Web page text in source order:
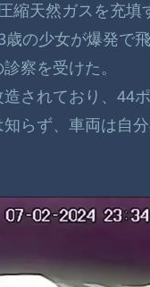
縮天然ガスを充
の少女が爆発で
察を受けた。
されており、44
らず、車両は自